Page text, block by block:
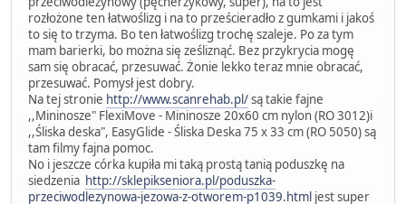
rozłożone ten łatwoślizg i na to prześcieradło z gumkami i jakoś
to się to trzyma. Bo ten łatwoślizg trochę szaleje. Po za tym
mam barierki, bo można się ześliznąć. Bez przykrycia mogę
sam się obracać, przesuwać. Żonie lekko teraz mnie obracać,
przesuwać. Pomysł jest dobry.
Na tej stronie http://www.scanrehab.pl/są takie fajne
,,Mininosze" FlexiMove - Mininosze 20x60 cm nylon (RO 3012)i
,,Śliska deska", EasyGlide - Śliska Deska 75 x 33 cm (RO 5050) są
tam filmy fajna pomoc.
No i jeszcze córka kupiła mi taką prostą tanią poduszkę na
siedzenia http://sklepikseniora.pl/poduszka-
przeciwodlezynowa-jezowa-z-otworem-p1039.html jest super